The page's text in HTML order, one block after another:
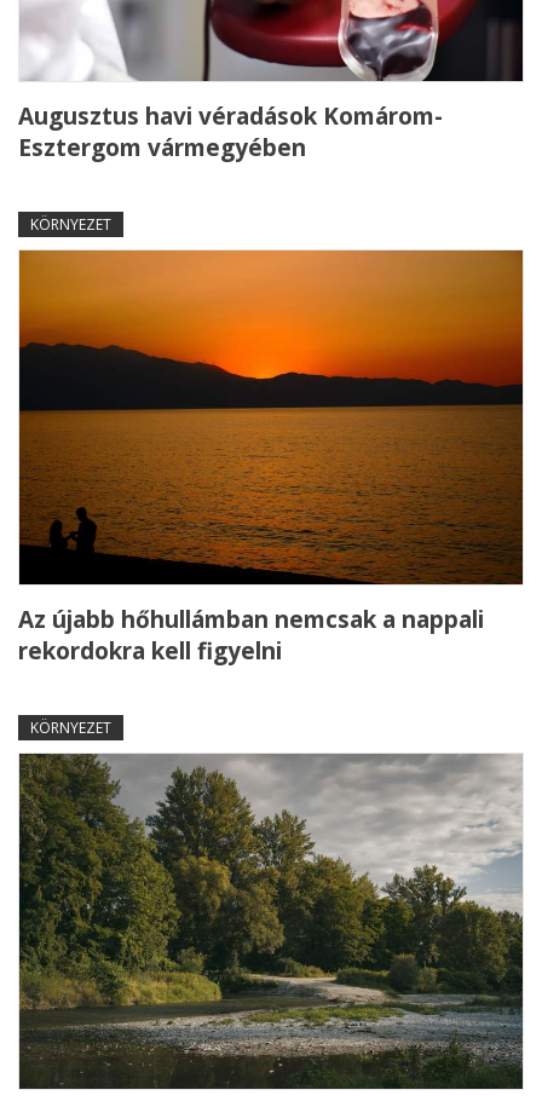
Augusztus havi véradások Komárom-
Esztergom vármegyében
KÖRNYEZET
Az újabb hőhullámban nemcsak a nappali
rekordokra kell figyelni
KÖRNYEZET